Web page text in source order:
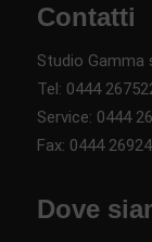
Contatti
Studio Gamma
Tel: 0444
Service: 0444
Fax: 0444
Dove